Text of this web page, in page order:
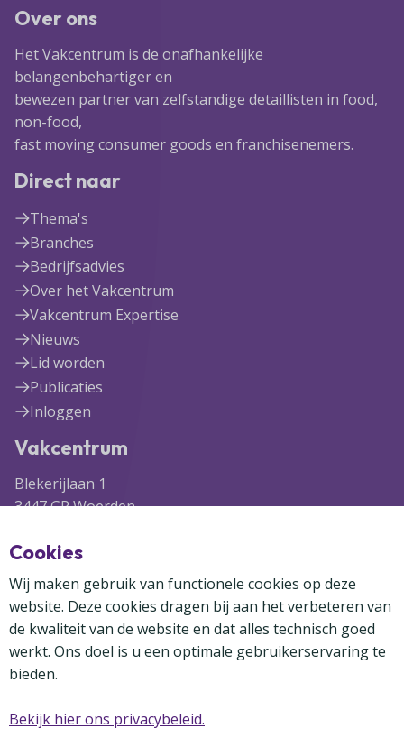
Over ons
Het Vakcentrum is de onafhankelijke
belangenbehartiger en
bewezen partner van zelfstandige detaillisten in food,
non-food,
fast moving consumer goods en franchisenemers.
Direct naar
Thema's
Branches
Bedrijfsadvies
Over het Vakcentrum
Vakcentrum Expertise
Nieuws
Lid worden
Publicaties
Inloggen
Vakcentrum
Blekerijlaan 1
3447 GR Woerden
info@vakcentrum.nl
Privacybeleid
Disclaimer Cookies
Cookies
Wij maken gebruik van functionele cookies op deze
website. Deze cookies dragen bij aan het verbeteren van
de kwaliteit van de website en dat alles technisch goed
werkt. Ons doel is u een optimale gebruikerservaring te
bieden.
Bekijk hier ons privacybeleid.